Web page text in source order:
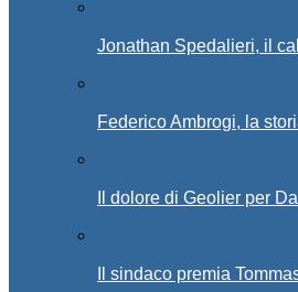
Jonathan Spedalieri, il
Federico Ambrogi, la
Il dolore di Geolier per
Il sindaco premia